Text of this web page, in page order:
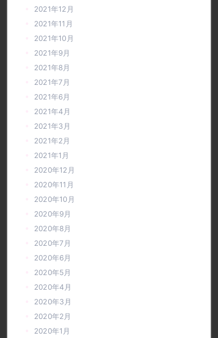
2021年12月
2021年11月
2021年10月
2021年9月
2021年8月
2021年7月
2021年6月
2021年4月
2021年3月
2021年2月
2021年1月
2020年12月
2020年11月
2020年10月
2020年9月
2020年8月
2020年7月
2020年6月
2020年5月
2020年4月
2020年3月
2020年2月
2020年1月